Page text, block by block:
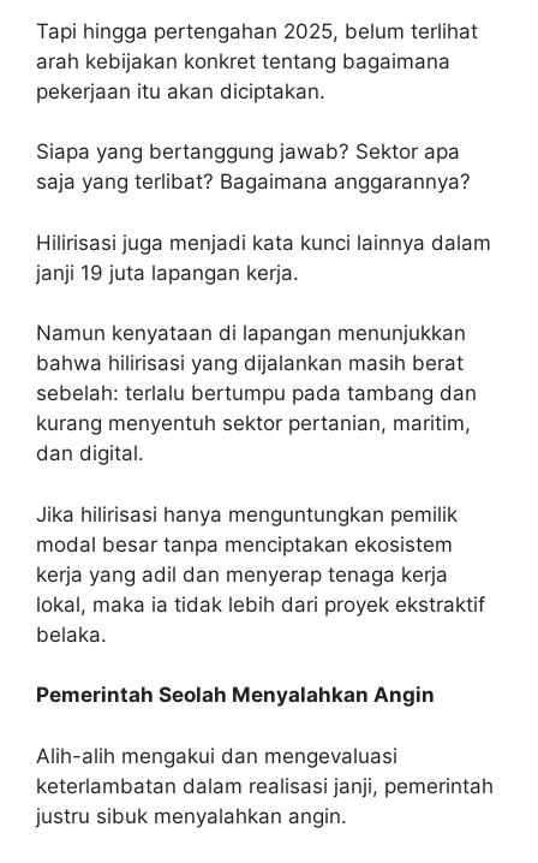
Tapi hingga pertengahan 2025, belum terlihat
arah kebijakan konkret tentang bagaimana
pekerjaan itu akan diciptakan.
Siapa yang bertanggung jawab? Sektor apa
saja yang terlibat? Bagaimana anggarannya?
Hilirisasi juga menjadi kata kunci lainnya dalam
janji 19 juta lapangan kerja.
Namun kenyataan di lapangan menunjukkan
bahwa hilirisasi yang dijalankan masih berat
sebelah: terlalu bertumpu pada tambang dan
kurang menyentuh sektor pertanian, maritim,
dan digital.
Jika hilirisasi hanya menguntungkan pemilik
modal besar tanpa menciptakan ekosistem
kerja yang adil dan menyerap tenaga kerja
lokal, maka ia tidak lebih dari proyek ekstraktif
belaka.
Pemerintah Seolah Menyalahkan Angin
Alih-alih mengakui dan mengevaluasi
keterlambatan dalam realisasi janji, pemerintah
justru sibuk menyalahkan angin.